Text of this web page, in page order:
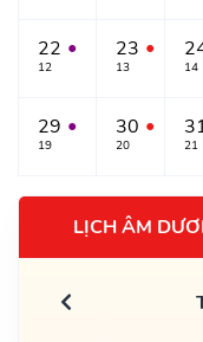
22 ●
12
23 ●
13 14
29 ●
19
30 ●
20 21
LỊCH ÂM